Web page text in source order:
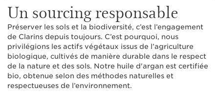
Un sourcing responsable
Préserver les sols et la biodiversité, c’est l’engagement
de Clarins depuis toujours. C’est pourquoi, nous
privilégions les actifs végétaux issus de l’agriculture
biologique, cultivés de manière durable dans le respect
de la nature et des sols. Notre huile d'argan est certifiée
bio, obtenue selon des méthodes naturelles et
respectueuses de l’environnement.